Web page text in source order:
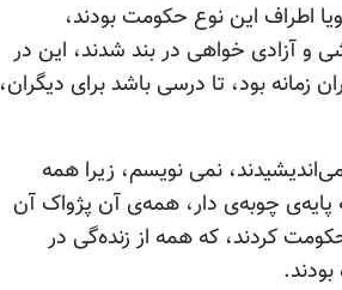
اطراف این نوع حکومت بودند،
و آزادی خواهی در بند شدند، این در
زمانه بود، تا درسی باشد برای دیگران،
نمی نویسم، زیرا همه
پایه‌ی چوبه‌ی دار، همه‌ی آن پژواک آن
کردند، که همه از زنده‌گی در